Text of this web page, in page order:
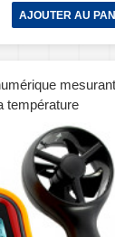
AJOUTER AU
température